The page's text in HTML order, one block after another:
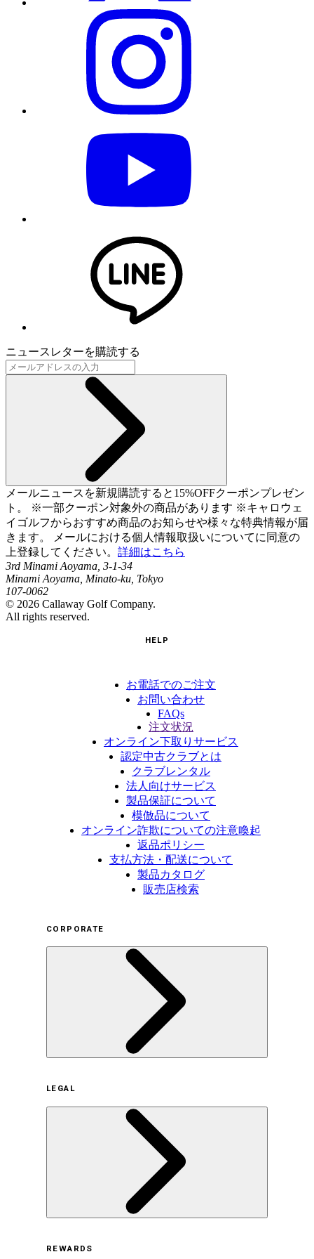
ニュースレターを購読する
メールニュースを新規購読すると15%OFFクーポンプレゼン
ト。 ※一部クーポン対象外の商品があります ※キャロウェ
イゴルフからおすすめ商品のお知らせや様々な特典情報が届
きます。 メールにおける個人情報取扱いについてに同意の
上登録してください。 詳細はこちら
3rd Minami Aoyama, 3-1-34
Minami Aoyama, Minato-ku, Tokyo
107-0062
© 2026 Callaway Golf Company.
All rights reserved.
HELP
お電話でのご注文
お問い合わせ
FAQs
注文状況
オンライン下取りサービス
認定中古クラブとは
クラブレンタル
法人向けサービス
製品保証について
模倣品について
オンライン詐欺についての注意喚起
返品ポリシー
支払方法・配送について
製品カタログ
販売店検索
CORPORATE
サステナビリティの取り組み（日本）
サステナビリティの取り組み（米国/英語）
ヒストリー
採用情報
LEGAL
REWARDS